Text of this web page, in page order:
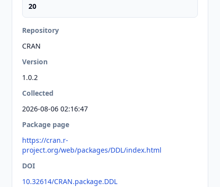
20
Repository
CRAN
Version
1.0.2
Collected
2026-08-06 02:16:47
Package page
https://cran.r-
project.org/web/packages/DDL/index.html
DOI
10.32614/CRAN.package.DDL